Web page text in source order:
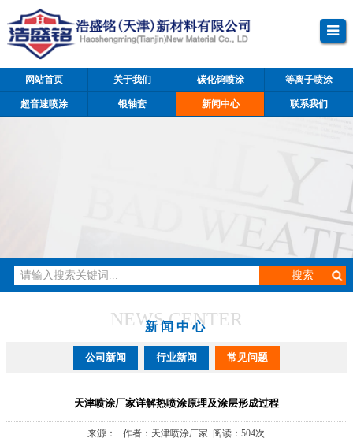
网站首页 关于我们 碳化钨喷涂 等离子喷涂
超音速喷涂 银轴套 新闻中心 联系我们
NEWS CENTER
新闻中心
公司新闻 行业新闻 常见问题
天津喷涂厂家详解热喷涂原理及涂层形成过程
来源： 作者：天津喷涂厂家 阅读：504次